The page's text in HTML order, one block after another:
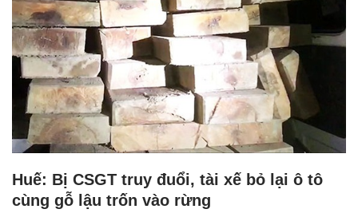
Huế: Bị CSGT truy đuổi, tài xế bỏ lại ô tô
cùng gỗ lậu trốn vào rừng